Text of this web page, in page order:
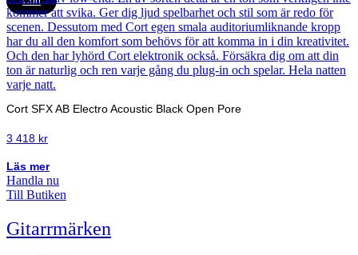
Cort SFX AB Electro Acoustic Black Open Pore
3 418 kr
Läs mer
Handla nu
Till Butiken
Gitarrmärken